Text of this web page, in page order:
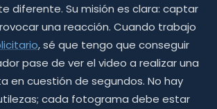
diferente. Su misión es clara: captar
una reacción. Cuando trabajo
, sé que tengo que conseguir
pase de ver el video a realizar una
en cuestión de segundos. No hay
cada fotograma debe estar